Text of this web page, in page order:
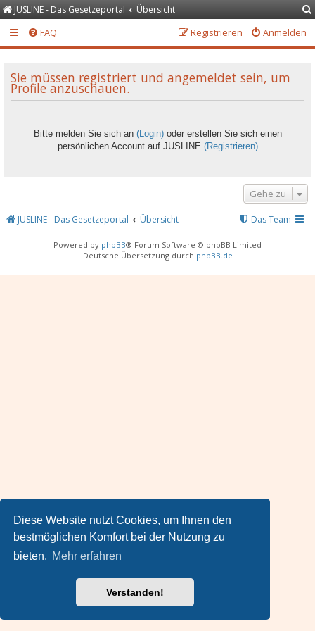
Diese Website nutzt Cookies, um Ihnen den
bestmöglichen Komfort bei der Nutzung zu
bieten. Mehr erfahren
Verstanden!
JUSLINE - Das Gesetzeportal Übersicht
FAQ Anmelden
Registrieren
Sie müssen registriert und angemeldet sein, um
Profile anzuschauen.
Bitte melden Sie sich an (Login)oder erstellen Sie sich einen
persönlichen Account auf JUSLINE (Registrieren)
Gehe zu
JUSLINE - Das Gesetzeportal Übersicht Das Team
Powered by phpBB® Forum Software © phpBB Limited
Deutsche Übersetzung durch phpBB.de